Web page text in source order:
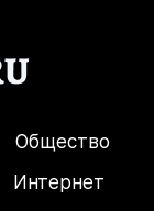
Общество
Интернет